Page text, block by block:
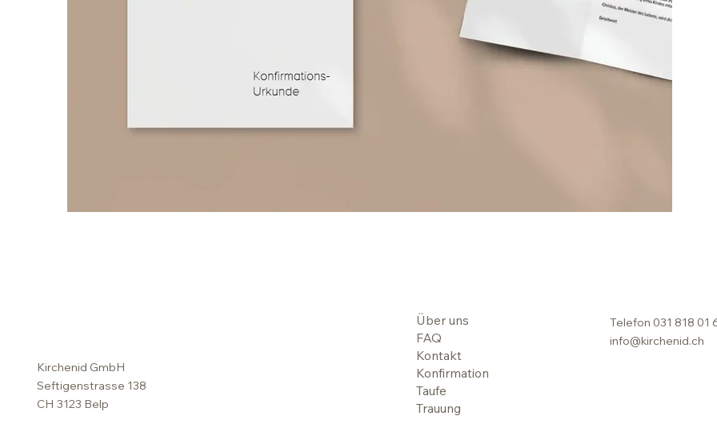
Kirchenid GmbH
Seftigenstrasse 138
CH 3123 Belp
Telefon 031 818 01
info@kirchenid.ch
Über uns
FAQ
Kontakt
Konfirmation
Taufe
Trauung